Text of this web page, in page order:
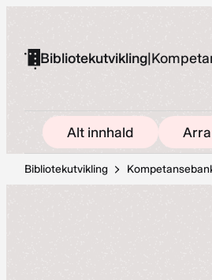
innholdBibliotekutvikling|
Alt innhald
Bibliotekutvikling